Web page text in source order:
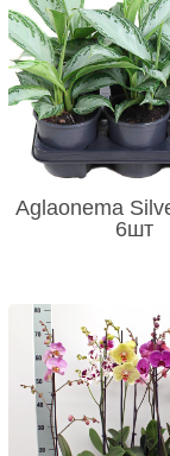
Aglaonema
6шт